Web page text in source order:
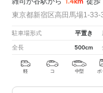
東京都新宿区高田馬場1-33-
駐車場形式 平置き
全長 500cm
軽 コ 中型 ボ